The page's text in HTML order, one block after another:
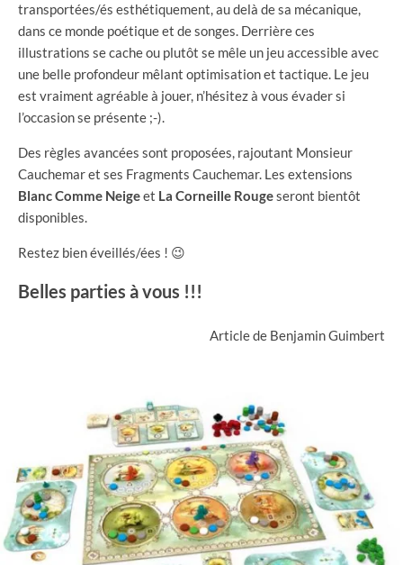
transportées/és esthétiquement, au delà de sa mécanique,
dans ce monde poétique et de songes. Derrière ces
illustrations se cache ou plutôt se mêle un jeu accessible avec
une belle profondeur mêlant optimisation et tactique. Le jeu
est vraiment agréable à jouer, n’hésitez à vous évader si
l’occasion se présente ;-).
Des règles avancées sont proposées, rajoutant Monsieur
Cauchemar et ses Fragments Cauchemar. Les extensions
Blanc Comme Neigeet La Corneille Rougeseront bientôt
disponibles.
Restez bien éveillés/ées ! 😉
Belles parties à vous !!!
Article de Benjamin Guimbert